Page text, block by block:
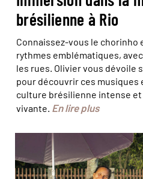
brésilienne à Rio
Connaissez-vous le chorinho
rythmes emblématiques,
les rues. Olivier vous dévoile
pour découvrir ces musiques
culture brésilienne intense
vivante. En lire plus
© Marta Nascimento/Réa